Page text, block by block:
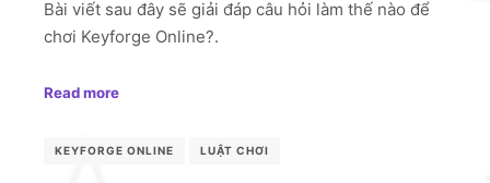
Bài viết sau đây sẽ giải đáp câu hỏi làm thế nào để
chơi Keyforge Online?.
Read more
KEYFORGE ONLINE LUẬT CHƠI